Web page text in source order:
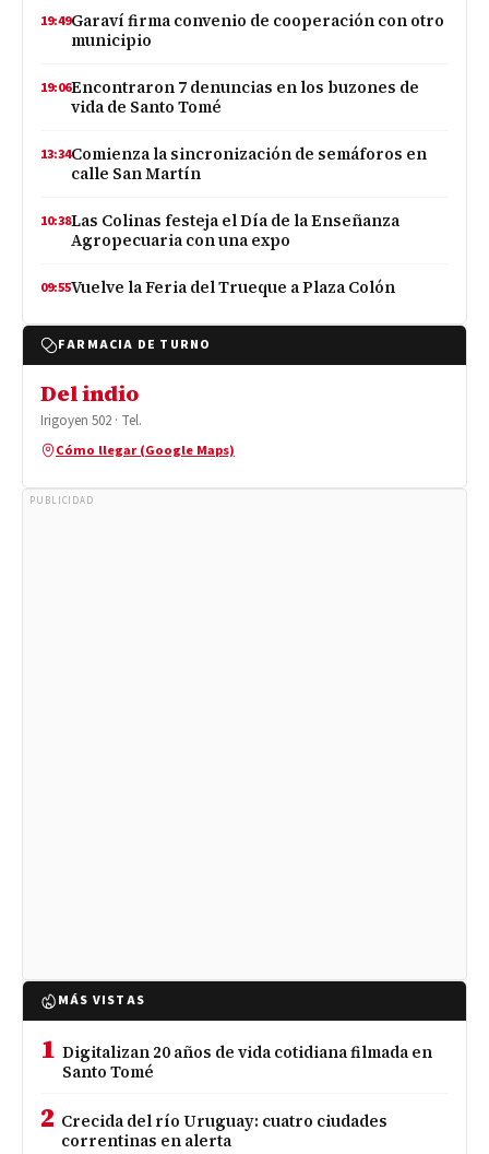
19:49Garaví firma convenio de cooperación con otro
municipio
19:06Encontraron 7 denuncias en los buzones de
vida de Santo Tomé
13:34Comienza la sincronización de semáforos en
calle San Martín
10:38Las Colinas festeja el Día de la Enseñanza
Agropecuaria con una expo
09:55Vuelve la Feria del Trueque a Plaza Colón
FARMACIA DE TURNO
Del indio
Irigoyen 502 · Tel.
Cómo llegar (Google Maps)
PUBLICIDAD
MÁS VISTAS
1 Digitalizan 20 años de vida cotidiana filmada en
Santo Tomé
2 Crecida del río Uruguay: cuatro ciudades
correntinas en alerta